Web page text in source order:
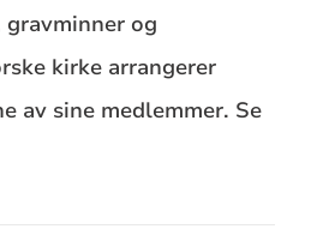
og
kirke arrangerer
av sine medlemmer. Se